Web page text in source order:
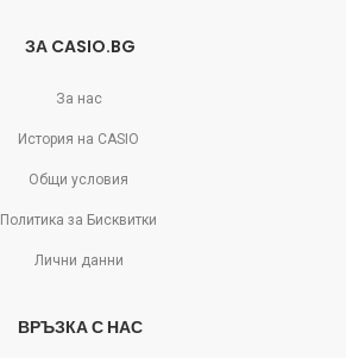
ЗА CASIO.BG
За нас
История на CASIO
Общи условия
Политика за Бисквитки
Лични данни
ВРЪЗКА С НАС